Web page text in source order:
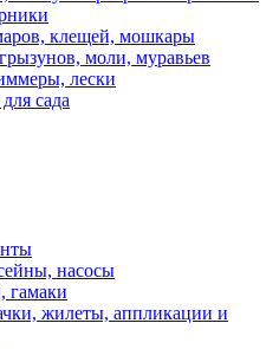
клещей, мошкары
моли, муравьев
лески
сада
насосы
гамаки
жилеты, аппликации и